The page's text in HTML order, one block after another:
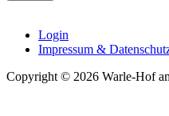
Login
Impressum &
Copyright © 2026 Warle-Hof